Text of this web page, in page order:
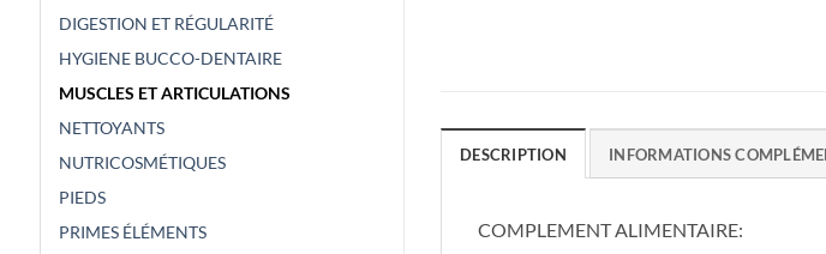
DIGESTION ET RÉGULARITÉ
HYGIENE BUCCO-DENTAIRE
MUSCLES ET ARTICULATIONS
NETTOYANTS
NUTRICOSMÉTIQUES
PIEDS
PRIMES ÉLÉMENTS
DESCRIPTION INFORMATIONS
COMPLEMENT ALIMENTAIRE: